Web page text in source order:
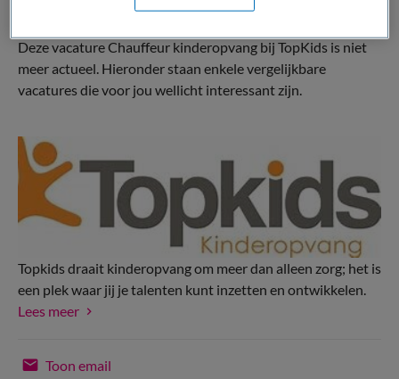
Vacature niet beschikbaar
Deze vacature Chauffeur kinderopvang bij TopKids is niet
meer actueel. Hieronder staan enkele vergelijkbare
vacatures die voor jou wellicht interessant zijn.
Topkids draait kinderopvang om meer dan alleen zorg; het is
een plek waar jij je talenten kunt inzetten en ontwikkelen.
Lees meer
Toon email